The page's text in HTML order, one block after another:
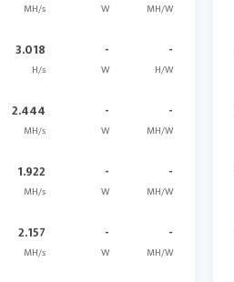
MH/s W MH/W
3.018
H/s
-
W
-
H/W
2.444
MH/s
-
W
-
MH/W
1.922
MH/s
-
W
-
MH/W
2.157
MH/s
-
W
-
MH/W